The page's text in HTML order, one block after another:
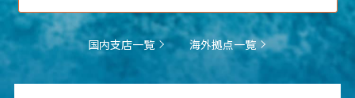
国内支店一覧 海外拠点一覧